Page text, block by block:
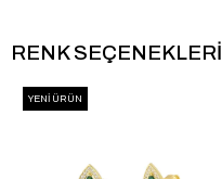
RENK SEÇENEKLERI
YENI ÜRÜN